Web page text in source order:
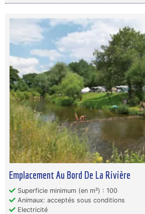
Emplacement Au Bord De La Rivière
Superficie minimum (en m²) : 100
Animaux: acceptés sous conditions
Electricité